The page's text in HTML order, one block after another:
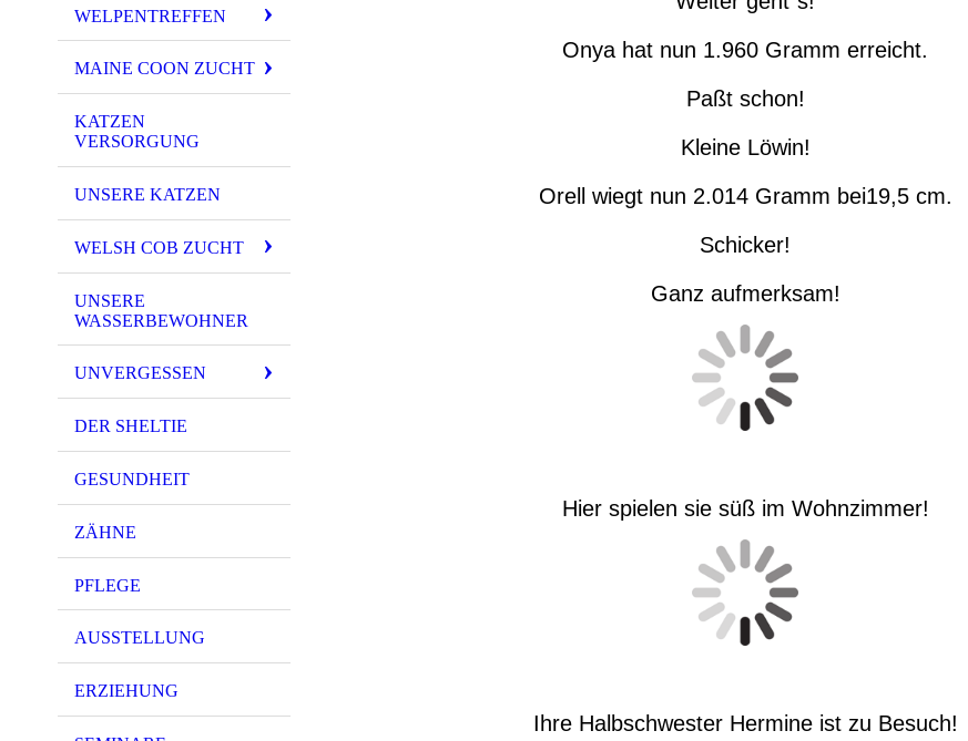
WELPENTREFFEN
MAINE COON ZUCHT
KATZEN
VERSORGUNG
UNSERE KATZEN
WELSH COB ZUCHT
UNSERE
WASSERBEWOHNER
UNVERGESSEN
DER SHELTIE
GESUNDHEIT
ZÄHNE
PFLEGE
AUSSTELLUNG
ERZIEHUNG
Onya hat nun 1.960 Gramm erreicht.
Paßt schon!
Kleine Löwin!
Orell wiegt nun 2.014 Gramm bei19,5 cm.
Schicker!
Ganz aufmerksam!
Hier spielen sie süß im Wohnzimmer!
Ihre Halbschwester Hermine ist zu Besuch!